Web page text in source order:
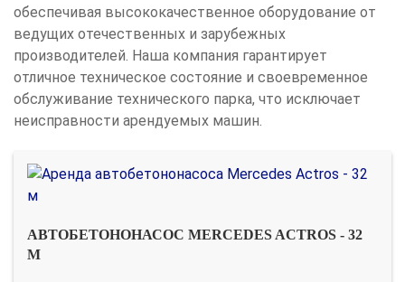
обеспечивая высококачественное оборудование от
ведущих отечественных и зарубежных
производителей. Наша компания гарантирует
отличное техническое состояние и своевременное
обслуживание технического парка, что исключает
неисправности арендуемых машин.
АВТОБЕТОНОНАСОС MERCEDES ACTROS - 32
М